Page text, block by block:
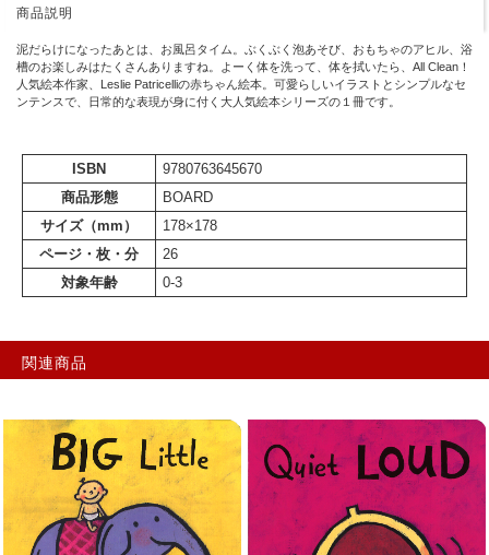
商品説明
泥だらけになったあとは、お風呂タイム。ぶくぶく泡あそび、おもちゃのアヒル、浴
槽のお楽しみはたくさんありますね。よーく体を洗って、体を拭いたら、All Clean！
人気絵本作家、Leslie Patricelliの赤ちゃん絵本。可愛らしいイラストとシンプルなセ
ンテンスで、日常的な表現が身に付く大人気絵本シリーズの１冊です。
ISBN
9780763645670
商品形態
BOARD
サイズ（mm）
178×178
ページ・枚・分
26
対象年齢
0-3
関連商品